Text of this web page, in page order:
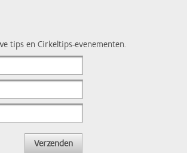
tips en Cirkeltips-evenementen.
Verzenden